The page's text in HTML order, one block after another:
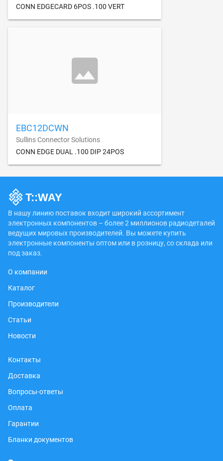
CONN EDGECARD 6POS .100 VERT
EBC12DCWN
Sullins Connector Solutions
CONN EDGE DUAL .100 DIP 24POS
В нашу линию поставок входит широкий ассортимент
электронных компонентов – более 2 миллионов радиодеталей
ведущих мировых производителей. Вы можете купить
электронные компоненты оптом или в розницу, со склада или
под заказ.
О компании
Каталог
Производители
Статьи
Новости
Контакты
Доставка
Вопросы-ответы
Оплата
Гарантии
Бланки документов